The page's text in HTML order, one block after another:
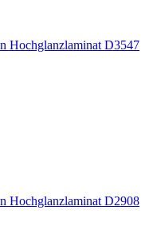
Hochglanzlaminat D3547
Hochglanzlaminat D2908